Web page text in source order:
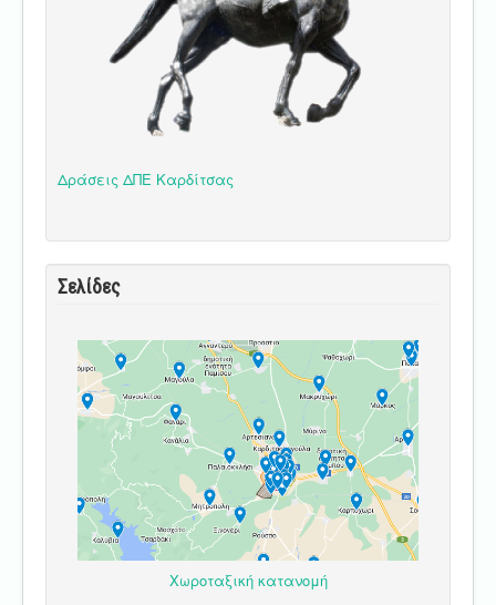
Δράσεις ΔΠΕ Καρδίτσας
Σελίδες
Χωροταξική κατανομή